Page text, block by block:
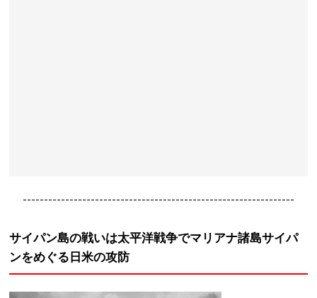
----------------------------------------------------------------
サイパン島の戦いは太平洋戦争でマリアナ諸島サイパ
ンをめぐる日米の攻防